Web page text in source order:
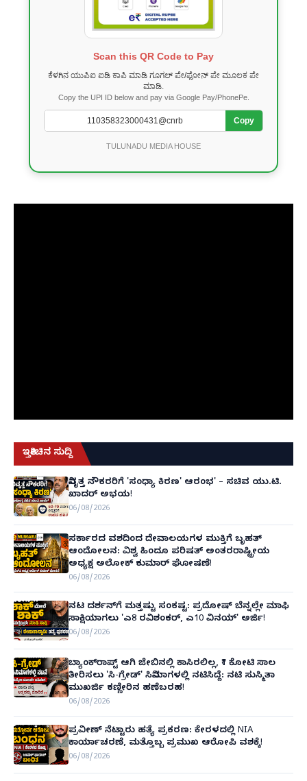
Scan this QR Code to Pay
ಕೆಳಗಿನ ಯುಪಿಐ ಐಡಿ ಕಾಪಿ ಮಾಡಿ ಗೂಗಲ್ ಪೇ/ಫೋನ್ ಪೇ ಮೂಲಕ ಪೇ
ಮಾಡಿ.
Copy the UPI ID below and pay via Google Pay/PhonePe.
Copy
TULUNADU MEDIA HOUSE
ಇತ್ತೀಚಿನ ಸುದ್ದಿ
ನಿವೃತ್ತ ನೌಕರರಿಗೆ 'ಸಂಧ್ಯಾ ಕಿರಣ' ಆರಂಭ' – ಸಚಿವ ಯು.ಟಿ.
ಖಾದರ್ ಅಭಯ!
06/08/2026
ಸರ್ಕಾರದ ವಶದಿಂದ ದೇವಾಲಯಗಳ ಮುಕ್ತಿಗೆ ಬೃಹತ್
ಆಂದೋಲನ: ವಿಶ್ವ ಹಿಂದೂ ಪರಿಷತ್ ಅಂತರರಾಷ್ಟ್ರೀಯ
ಅಧ್ಯಕ್ಷ ಅಲೋಕ್ ಕುಮಾರ್ ಘೋಷಣೆ!
06/08/2026
ನಟ ದರ್ಶನ್‌ಗೆ ಮತ್ತಷ್ಟು ಸಂಕಷ್ಟ: ಪ್ರದೋಷ್ ಬೆನ್ನಲ್ಲೇ ಮಾಫಿ
ಸಾಕ್ಷಿಯಾಗಲು 'ಎ8 ರವಿಶಂಕರ್, ಎ10 ವಿನಯ್' ಅರ್ಜಿ!
06/08/2026
ಬ್ಯಾಂಕ್‌ರಾಪ್ಟ್‌ ಆಗಿ ಜೇಬಿನಲ್ಲಿ ಕಾಸಿರಲಿಲ್ಲ, ₹1 ಕೋಟಿ ಸಾಲ
ತೀರಿಸಲು 'ಸಿ-ಗ್ರೇಡ್' ಸಿನಿಮಾಗಳಲ್ಲಿ ನಟಿಸಿದ್ದೆ: ನಟಿ ಸುಸ್ಮಿತಾ
ಮುಖರ್ಜಿ ಕಣ್ಣೀರಿನ ಹಣೆಬರಹ!
06/08/2026
ಪ್ರವೀಣ್ ನೆಟ್ಟಾರು ಹತ್ಯೆ ಪ್ರಕರಣ: ಕೇರಳದಲ್ಲಿ NIA
ಕಾರ್ಯಾಚರಣೆ, ಮತ್ತೊಬ್ಬ ಪ್ರಮುಖ ಆರೋಪಿ ವಶಕ್ಕೆ!
06/08/2026